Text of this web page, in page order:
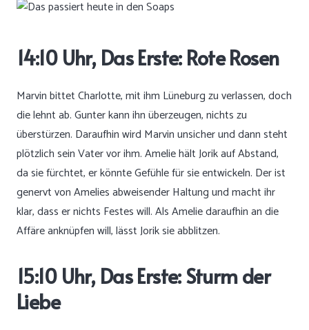
14:10 Uhr, Das Erste: Rote Rosen
Marvin bittet Charlotte, mit ihm Lüneburg zu verlassen, doch
die lehnt ab. Gunter kann ihn überzeugen, nichts zu
überstürzen. Daraufhin wird Marvin unsicher und dann steht
plötzlich sein Vater vor ihm. Amelie hält Jorik auf Abstand,
da sie fürchtet, er könnte Gefühle für sie entwickeln. Der ist
genervt von Amelies abweisender Haltung und macht ihr
klar, dass er nichts Festes will. Als Amelie daraufhin an die
Affäre anknüpfen will, lässt Jorik sie abblitzen.
15:10 Uhr, Das Erste: Sturm der
Liebe